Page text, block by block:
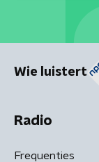
Wie luistert
Radio
Frequenties